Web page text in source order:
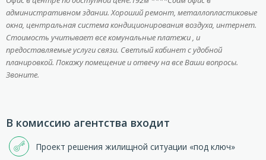
административном здании. Хороший ремонт, металлопластиковые
окна, центральная система кондиционирования воздуха, интернет.
Стоимость учитывает все комунальные платежи , и
предоставляемые услуги связи. Светлый кабинет с удобной
планировкой. Покажу помещение и отвечу на все Ваши вопросы.
Звоните.
В комиссию агентства входит
Проект решения жилищной ситуации «под ключ»